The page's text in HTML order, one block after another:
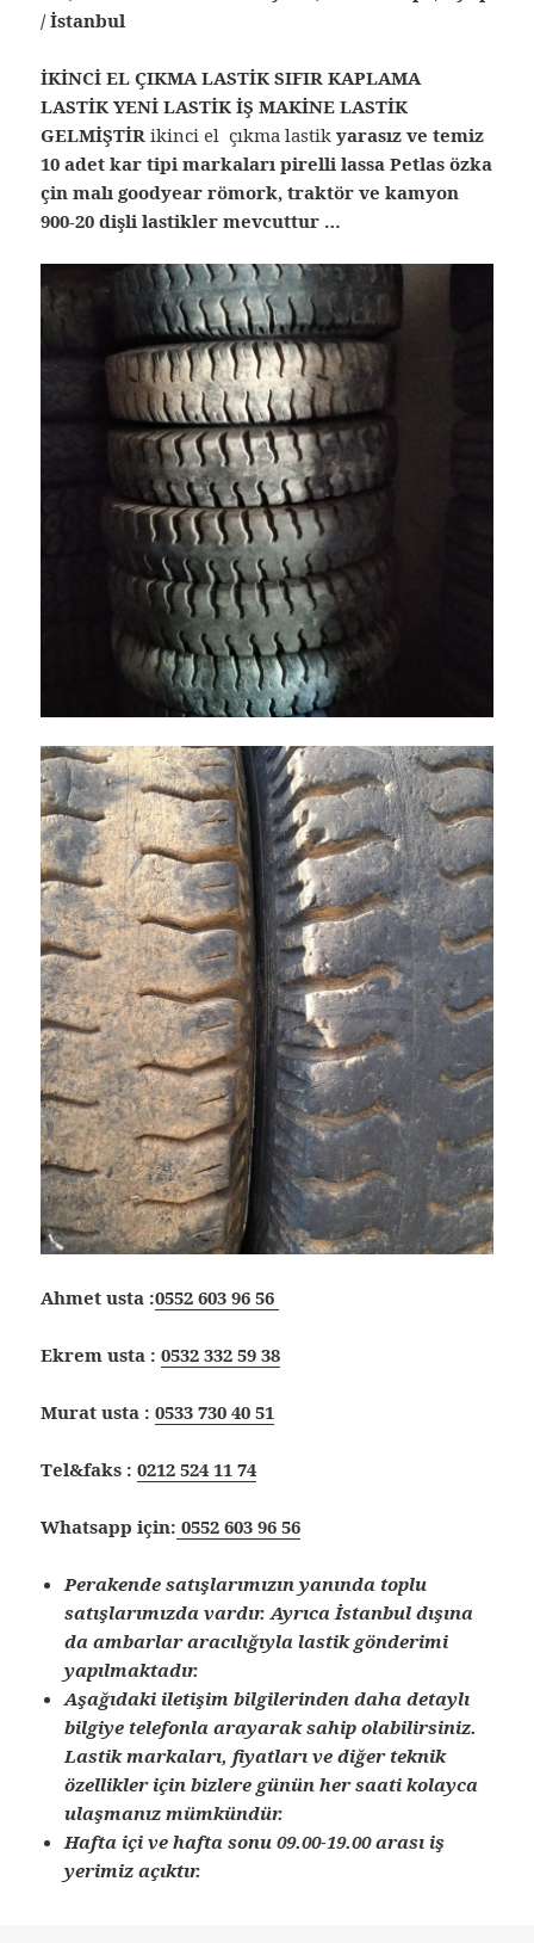
/ İstanbul
İKİNCİ EL ÇIKMA LASTİK SIFIR KAPLAMA
LASTİK YENİ LASTİK İŞ MAKİNE LASTİK
GELMİŞTİRikinci el çıkma lastikyarasız ve temiz
10 adet kar tipi markaları pirelli lassa Petlas özka
çin malı goodyear römork, traktör ve kamyon
900-20 dişli lastikler mevcuttur …
Ahmet usta :0552 603 96 56
Ekrem usta :0532 332 59 38
Murat usta :0533 730 40 51
Tel&faks :0212 524 11 74
Whatsapp için: 0552 603 96 56
Perakende satışlarımızın yanında toplu
satışlarımızda vardır. Ayrıca İstanbul dışına
da ambarlar aracılığıyla lastik gönderimi
yapılmaktadır.
Aşağıdaki iletişim bilgilerinden daha detaylı
bilgiye telefonla arayarak sahip olabilirsiniz.
Lastik markaları, fiyatları ve diğer teknik
özellikler için bizlere günün her saati kolayca
ulaşmanız mümkündür.
Hafta içi ve hafta sonu 09.00-19.00 arası iş
yerimiz açıktır.